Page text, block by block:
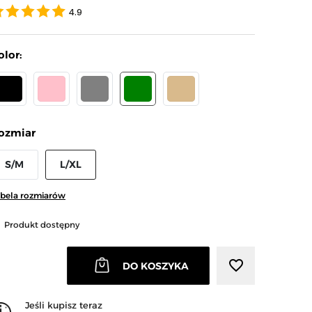
Następny
4.9
S/M L/XL
rozmiarów
Produkt dostępny
DO KOSZYKA favorite_border
Jeśli kupisz teraz